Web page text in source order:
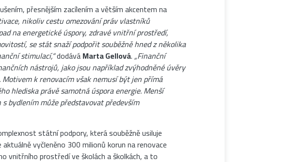
přesnějším zacílením a větším akcentem na
nikoliv cestu omezování práv vlastníků
na energetické úspory, zdravé vnitřní prostředí,
se stát snaží podpořit souběžně hned z několika
stimulací,“dodáváMarta Gellová.„Finanční
nástrojů, jako jsou například zvýhodněné úvěry
k renovacím však nemusí být jen přímá
hlediska právě samotná úspora energie. Menší
bydlením může představovat především
státní podpory, která souběžně usiluje
vyčleněno 300 milionů korun na renovace
vnitřního prostředí ve školách a školkách, a to